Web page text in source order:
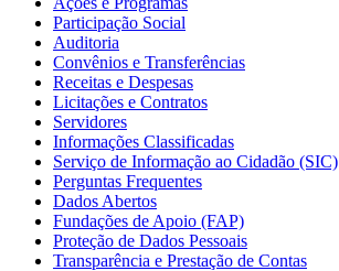
Participação Social
Auditoria
Convênios e Transferências
Receitas e Despesas
Licitações e Contratos
Servidores
Informações Classificadas
Serviço de Informação ao Cidadão (SIC)
Perguntas Frequentes
Dados Abertos
Fundações de Apoio (FAP)
Proteção de Dados Pessoais
Transparência e Prestação de Contas